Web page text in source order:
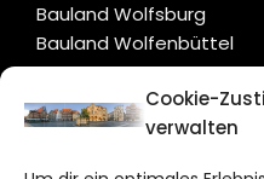
Cookie-
verwalten
Bauland Wolfsburg
Bauland Wolfenbüttel
CITYLIFE!